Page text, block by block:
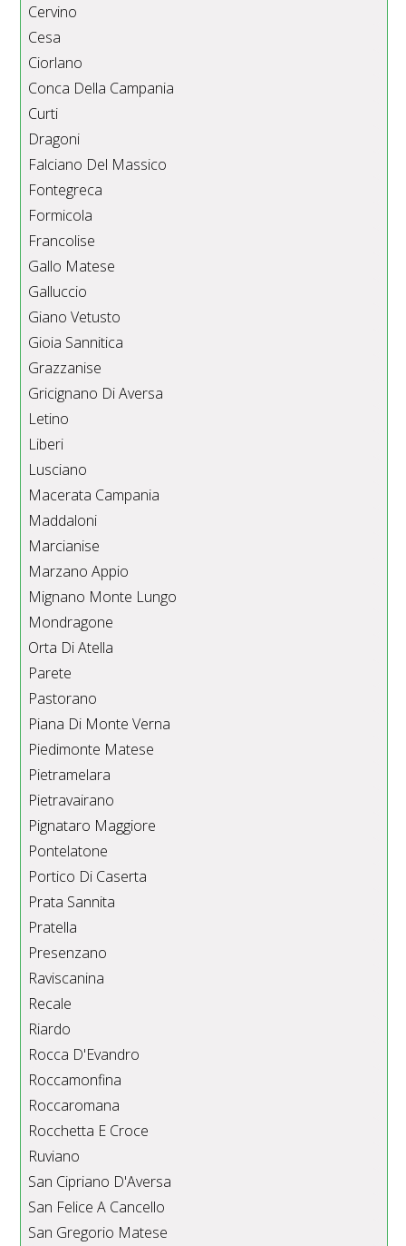
Cervino
Cesa
Ciorlano
Conca Della Campania
Curti
Dragoni
Falciano Del Massico
Fontegreca
Formicola
Francolise
Gallo Matese
Galluccio
Giano Vetusto
Gioia Sannitica
Grazzanise
Gricignano Di Aversa
Letino
Liberi
Lusciano
Macerata Campania
Maddaloni
Marcianise
Marzano Appio
Mignano Monte Lungo
Mondragone
Orta Di Atella
Parete
Pastorano
Piana Di Monte Verna
Piedimonte Matese
Pietramelara
Pietravairano
Pignataro Maggiore
Pontelatone
Portico Di Caserta
Prata Sannita
Pratella
Presenzano
Raviscanina
Recale
Riardo
Rocca D'Evandro
Roccamonfina
Roccaromana
Rocchetta E Croce
Ruviano
San Cipriano D'Aversa
San Felice A Cancello
San Gregorio Matese